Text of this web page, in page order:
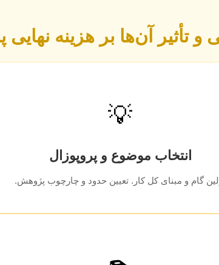
تأثیر آن‌ها بر هزینه نهایی
💡
انتخاب موضوع و پروپوزال
گام و مبنای کل کار. تعیین حدود و چارچوب پژوهش.